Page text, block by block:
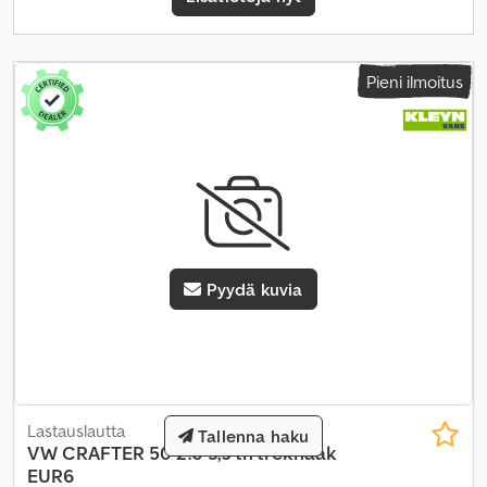
Pieni ilmoitus
Pyydä kuvia
Lastauslautta
VWCRAFTER 50 2.0 3,5 tn trekhaak
EUR6
Tallenna haku